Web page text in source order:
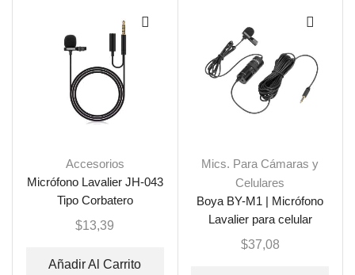
Accesorios
Micrófono Lavalier JH-043
Tipo Corbatero
$13,39
Añadir Al Carrito
Mics. Para Cámaras y
Celulares
Boya BY-M1 | Micrófono
Lavalier para celular
$37,08